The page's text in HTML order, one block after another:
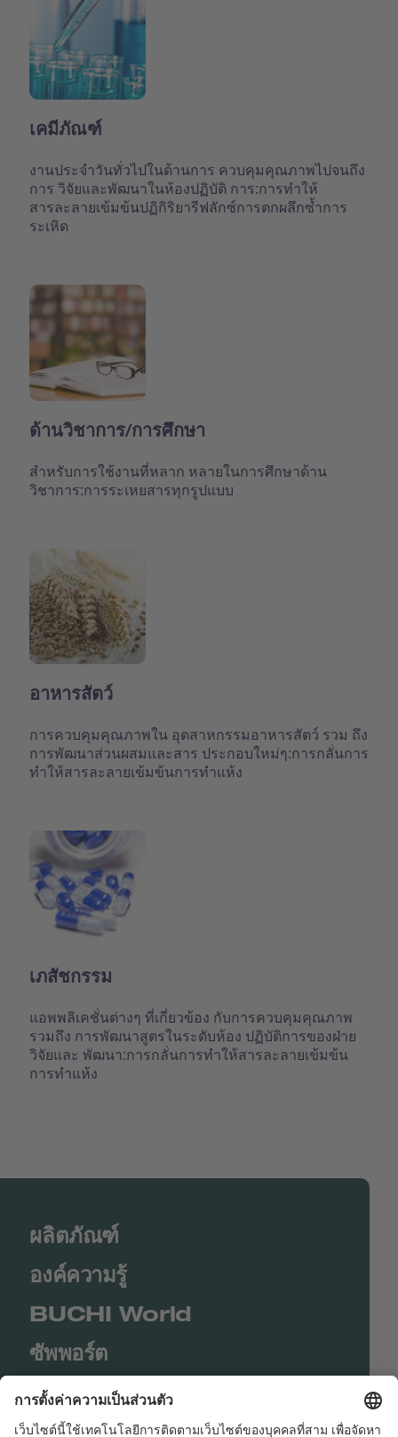
เคมีภัณฑ์
งานประจำวันทั่วไปในด้านการ ควบคุมคุณภาพไปจนถึง
การ วิจัยและพัฒนาในห้องปฏิบัติ การ:การทำให้
สารละลายเข้มข้นปฏิกิริยารีฟลักซ์การตกผลึกซ้ำการ
ระเหิด
ด้านวิชาการ/การศึกษา
สำหรับการใช้งานที่หลาก หลายในการศึกษาด้าน
วิชาการ:การระเหยสารทุกรูปแบบ
อาหารสัตว์
การควบคุมคุณภาพใน อุตสาหกรรมอาหารสัตว์ รวม ถึง
การพัฒนาส่วนผสมและสาร ประกอบใหม่ๆ:การกลั่นการ
ทำให้สารละลายเข้มข้นการทำแห้ง
เภสัชกรรม
แอพพลิเคชั่นต่างๆ ที่เกี่ยวข้อง กับการควบคุมคุณภาพ
รวมถึง การพัฒนาสูตรในระดับห้อง ปฏิบัติการของฝ่าย
วิจัยและ พัฒนา:การกลั่นการทำให้สารละลายเข้มข้น
การทำแห้ง
ผลิตภัณฑ์
องค์ความรู้
BUCHI World
ซัพพอร์ต
Shop
Contact us